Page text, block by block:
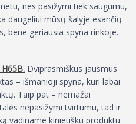
nes pasižymi tiek saugumu,
daugeliui mūsų šalyje esančių
bene geriausia spyna rinkoje.
Dviprasmiškus jausmus
– išmanioji spyna, kuri labai
Taip pat – nemažai
nepasižymi tvirtumu, tad ir
vadiname kinietišku produktu